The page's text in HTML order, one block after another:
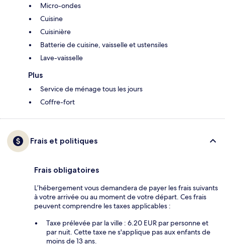
Micro-ondes
Cuisine
Cuisinière
Batterie de cuisine, vaisselle et ustensiles
Lave-vaisselle
Plus
Service de ménage tous les jours
Coffre-fort
Frais et politiques
Frais obligatoires
L’hébergement vous demandera de payer les frais suivants
à votre arrivée ou au moment de votre départ. Ces frais
peuvent comprendre les taxes applicables :
Taxe prélevée par la ville : 6.20 EUR par personne et
par nuit. Cette taxe ne s'applique pas aux enfants de
moins de 13 ans.